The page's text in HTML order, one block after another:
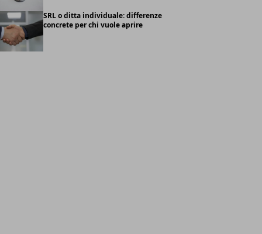
SRL o ditta individuale: differenze
concrete per chi vuole aprire